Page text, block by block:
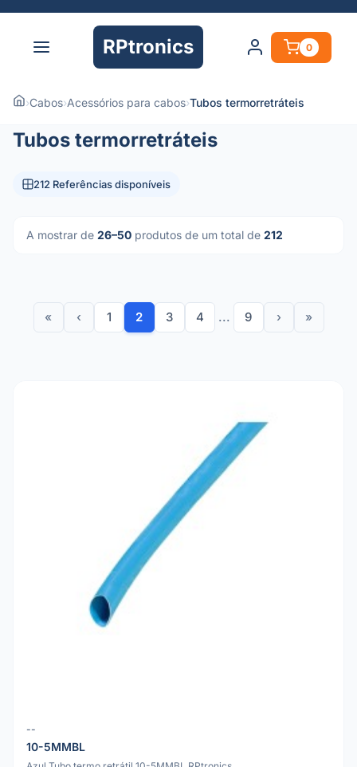
RPtronics 0
›Cabos›Acessórios para cabos›Tubos termorretráteis
Tubos termorretráteis
212 Referências disponíveis
A mostrar de 26–50 produtos de um total de 212
« ‹ 1 2 3 4 ... 9 › »
--
10-5MMBL